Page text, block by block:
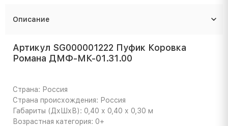
Описание
Артикул SG000001222 Пуфик Коровка
Романа ДМФ-МК-01.31.00
Страна: Россия
Страна происхождения: Россия
Габариты (ДхШхВ): 0,40 х 0,40 х 0,30 м
Возрастная категория: 0+